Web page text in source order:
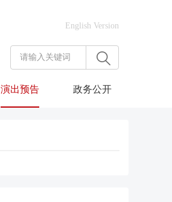
English Version
演出预告 政务公开